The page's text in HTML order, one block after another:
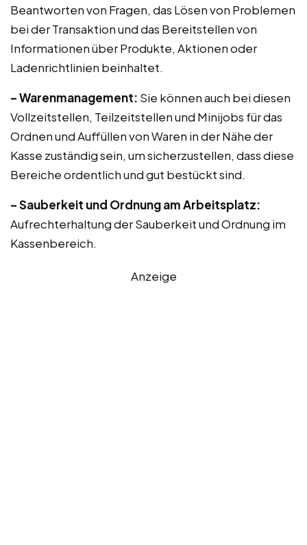
Beantworten von Fragen, das Lösen von Problemen
bei der Transaktion und das Bereitstellen von
Informationen über Produkte, Aktionen oder
Ladenrichtlinien beinhaltet.
– Warenmanagement: Sie können auch bei diesen
Vollzeitstellen, Teilzeitstellen und Minijobs für das
Ordnen und Auffüllen von Waren in der Nähe der
Kasse zuständig sein, um sicherzustellen, dass diese
Bereiche ordentlich und gut bestückt sind.
– Sauberkeit und Ordnung am Arbeitsplatz:
Aufrechterhaltung der Sauberkeit und Ordnung im
Kassenbereich.
Anzeige